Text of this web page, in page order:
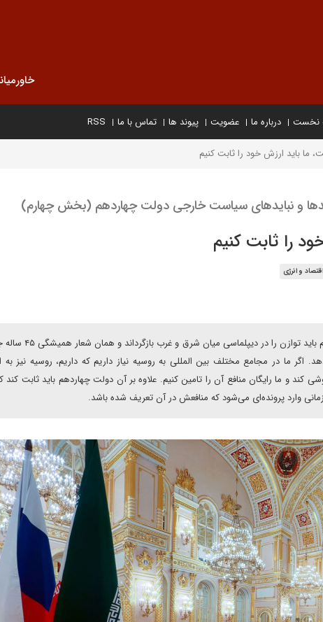
نخست درباره ما عضویت پیوند ها تماس با ما RSS
ما باید ارزش خود را ثابت کنیم
و نبایدهای سیاست خارجی دولت چهاردهم (بخش چهارم)
را ثابت کنیم
اقتصاد و انرژی
علی موسوی خلخالی در یادداشتی می نویسد: دولت چهاردهم
اگر ما در مجامع مختلف بین المللی به روسیه نیاز داریم که داریم، روسیه نیز به
کند و ما رایگان منافع آن را تامین کنیم. علاوه بر آن دولت چهاردهم باید ثابت کند
وارد پرونده‌ای می‌شود که منافعش در آن تعریف شده باشد.